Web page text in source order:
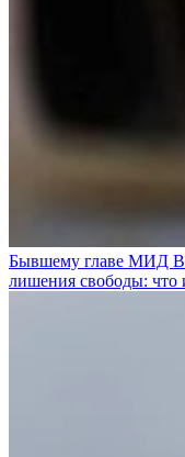
Бывшему главе МИД
лишения свободы: что